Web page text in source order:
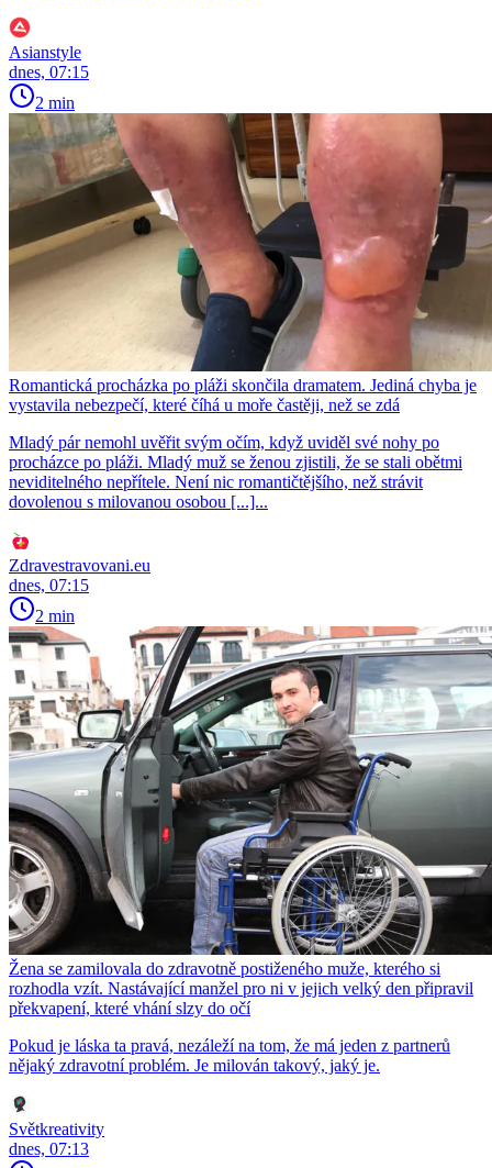
Asianstyle
dnes, 07:15
2 min
Romantická procházka po pláži skončila dramatem. Jediná chyba je
vystavila nebezpečí, které číhá u moře častěji, než se zdá
Mladý pár nemohl uvěřit svým očím, když uviděl své nohy po
procházce po pláži. Mladý muž se ženou zjistili, že se stali obětmi
neviditelného nepřítele. Není nic romantičtějšího, než strávit
dovolenou s milovanou osobou [...]...
Zdravestravovani.eu
dnes, 07:15
2 min
Žena se zamilovala do zdravotně postiženého muže, kterého si
rozhodla vzít. Nastávající manžel pro ni v jejich velký den připravil
překvapení, které vhání slzy do očí
Pokud je láska ta pravá, nezáleží na tom, že má jeden z partnerů
nějaký zdravotní problém. Je milován takový, jaký je.
Světkreativity
dnes, 07:13